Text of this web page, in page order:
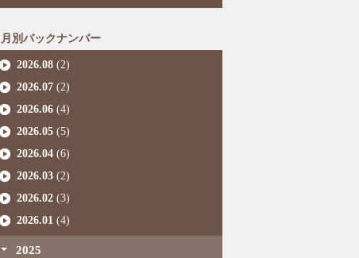
月別バックナンバー
2026.08 (2)
2026.07 (2)
2026.06 (4)
2026.05 (5)
2026.04 (6)
2026.03 (2)
2026.02 (3)
2026.01 (4)
2025